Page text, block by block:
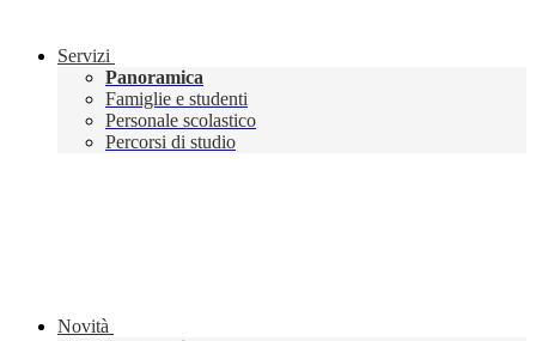
Servizi
Panoramica
Famiglie e studenti
Personale scolastico
Percorsi di studio
Novità